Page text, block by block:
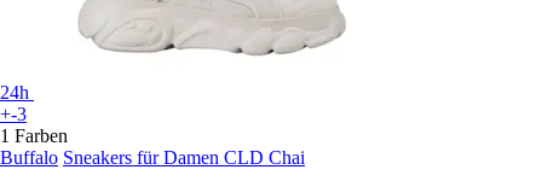
24h
+-3
1 Farben
Buffalo Sneakers für Damen CLD Chai